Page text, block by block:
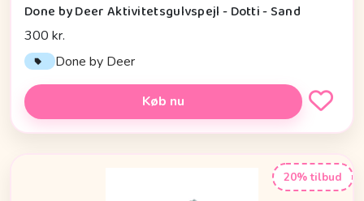
Done by Deer Aktivitetsgulvspejl - Dotti - Sand
300 kr.
Done by Deer
Køb nu
20% tilbud